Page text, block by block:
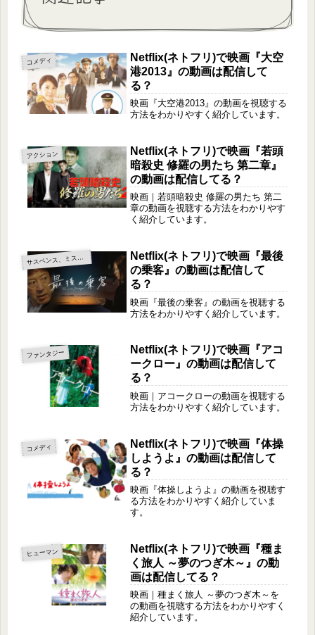
コメディ
Netflix(ネトフリ)で映画『大空
港2013』の動画は配信して
る？
映画『大空港2013』の動画を視聴する
方法をわかりやすく紹介しています。
アクション
Netflix(ネトフリ)で映画『若頭
暗殺史 修羅の男たち 第二章』
の動画は配信してる？
映画｜若頭暗殺史 修羅の男たち 第二
章の動画を視聴する方法をわかりやす
く紹介しています。
サ
スペンス、ミステリー
Netflix(ネトフリ)で映画『最後
の乗客』の動画は配信して
る？
映画『最後の乗客』の動画を視聴する
方法をわかりやすく紹介しています。
ファンタジー
Netflix(ネトフリ)で映画『アコ
ークロー』の動画は配信して
る？
映画｜アコークローの動画を視聴する
方法をわかりやすく紹介しています。
コメディ
Netflix(ネトフリ)で映画『体操
しようよ』の動画は配信して
る？
映画『体操しようよ』の動画を視聴す
る方法をわかりやすく紹介していま
す。
ヒューマン
Netflix(ネトフリ)で映画『種ま
く旅人 ～夢のつぎ木～』の動
画は配信してる？
映画｜種まく旅人 ～夢のつぎ木～を
の動画を視聴する方法をわかりやすく
紹介しています。